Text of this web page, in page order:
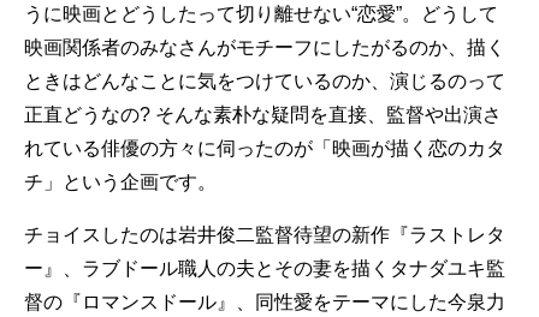
うに映画とどうしたって切り離せない“恋愛”。どうして
映画関係者のみなさんがモチーフにしたがるのか、描く
ときはどんなことに気をつけているのか、演じるのって
正直どうなの? そんな素朴な疑問を直接、監督や出演さ
れている俳優の方々に伺ったのが「映画が描く恋のカタ
チ」という企画です。
チョイスしたのは岩井俊二監督待望の新作『ラストレタ
ー』、ラブドール職人の夫とその妻を描くタナダユキ監
督の『ロマンスドール』、同性愛をテーマにした今泉力